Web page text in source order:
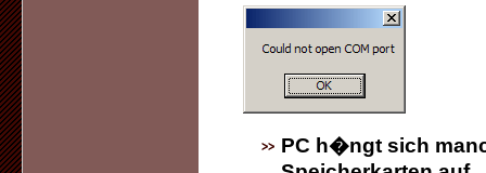
PC h�ngt sich